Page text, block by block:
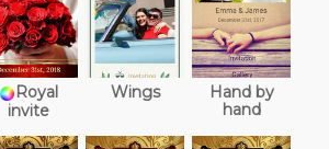
Royal
invite
Wings
Hand by
hand